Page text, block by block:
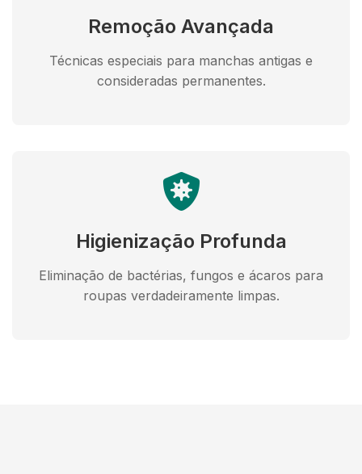
Remoção Avançada
Técnicas especiais para manchas antigas e
consideradas permanentes.
Higienização Profunda
Eliminação de bactérias, fungos e ácaros para
roupas verdadeiramente limpas.